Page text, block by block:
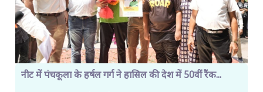
नीट में पंचकूला के हर्षल गर्ग ने हासिल की देश में 50वीं रैंक...